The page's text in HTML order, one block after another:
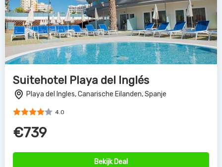
Suitehotel Playa del Inglés
Playa del Ingles, Canarische Eilanden, Spanje
4.0
€739
Bekijk Deal